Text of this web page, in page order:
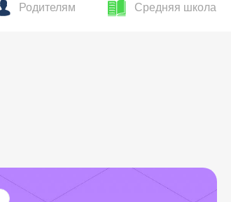
Родителям Средняя школа